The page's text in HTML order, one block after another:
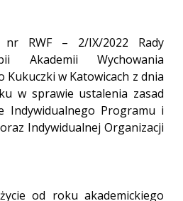
nr RWF – 2/IX/2022 Rady
Akademii Wychowania
Kukuczki w Katowicach z dnia
w sprawie ustalenia zasad
Indywidualnego Programu i
Indywidualnej Organizacji
od roku akademickiego